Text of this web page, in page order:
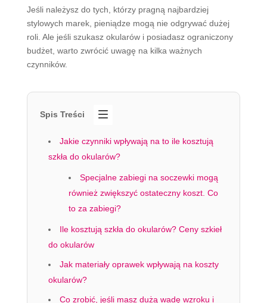
Jeśli należysz do tych, którzy pragną najbardziej
stylowych marek, pieniądze mogą nie odgrywać dużej
roli. Ale jeśli szukasz okularów i posiadasz ograniczony
budżet, warto zwrócić uwagę na kilka ważnych
czynników.
Spis Treści
Jakie czynniki wpływają na to ile kosztują
szkła do okularów?
Specjalne zabiegi na soczewki mogą
również zwiększyć ostateczny koszt. Co
to za zabiegi?
Ile kosztują szkła do okularów? Ceny szkieł
do okularów
Jak materiały oprawek wpływają na koszty
okularów?
Co zrobić, jeśli masz dużą wadę wzroku i